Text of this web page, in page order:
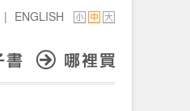
| ENGLISH